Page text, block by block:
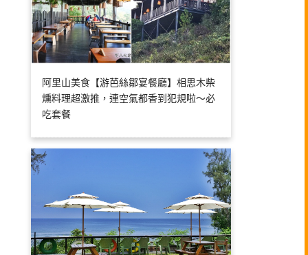
阿里山美食【游芭絲鄒宴餐廳】相思木柴
燻料理超激推，連空氣都香到犯規啦～必
吃套餐